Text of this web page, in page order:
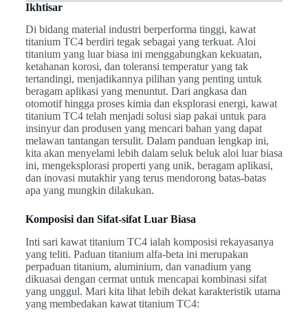
Ikhtisar
Di bidang material industri berperforma tinggi, kawat
titanium TC4 berdiri tegak sebagai yang terkuat. Aloi
titanium yang luar biasa ini menggabungkan kekuatan,
ketahanan korosi, dan toleransi temperatur yang tak
tertandingi, menjadikannya pilihan yang penting untuk
beragam aplikasi yang menuntut. Dari angkasa dan
otomotif hingga proses kimia dan eksplorasi energi, kawat
titanium TC4 telah menjadi solusi siap pakai untuk para
insinyur dan produsen yang mencari bahan yang dapat
melawan tantangan tersulit. Dalam panduan lengkap ini,
kita akan menyelami lebih dalam seluk beluk aloi luar biasa
ini, mengeksplorasi properti yang unik, beragam aplikasi,
dan inovasi mutakhir yang terus mendorong batas-batas
apa yang mungkin dilakukan.
Komposisi dan Sifat-sifat Luar Biasa
Inti sari kawat titanium TC4 ialah komposisi rekayasanya
yang teliti. Paduan titanium alfa-beta ini merupakan
perpaduan titanium, aluminium, dan vanadium yang
dikuasai dengan cermat untuk mencapai kombinasi sifat
yang unggul. Mari kita lihat lebih dekat karakteristik utama
yang membedakan kawat titanium TC4: